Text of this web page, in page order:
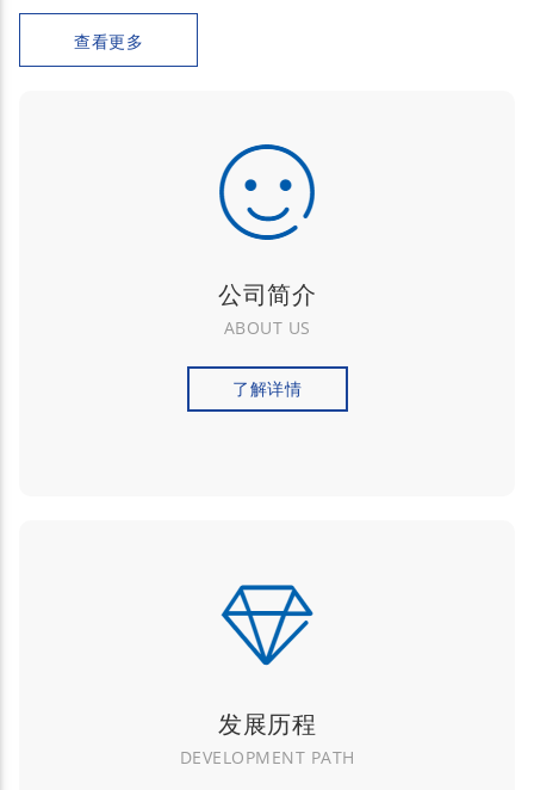
查看更多
公司简介
ABOUT US
了解详情
发展历程
DEVELOPMENT PATH